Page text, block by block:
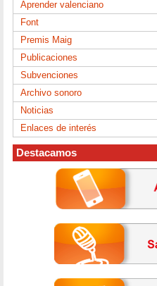
Aprender valenciano
Font
Premis Maig
Publicaciones
Subvenciones
Archivo sonoro
Noticias
Enlaces de interés
Destacamos